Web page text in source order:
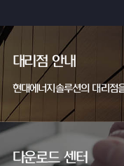
대리점 안내
현대에너지솔루션의 대리점
다운로드 센터